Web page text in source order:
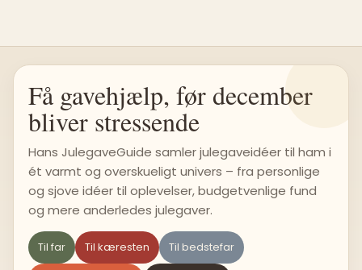
Få gavehjælp, før december
bliver stressende
Hans JulegaveGuide samler julegaveidéer til ham i
ét varmt og overskueligt univers – fra personlige
og sjove idéer til oplevelser, budgetvenlige fund
og mere anderledes julegaver.
Til far Til kæresten Til bedstefar